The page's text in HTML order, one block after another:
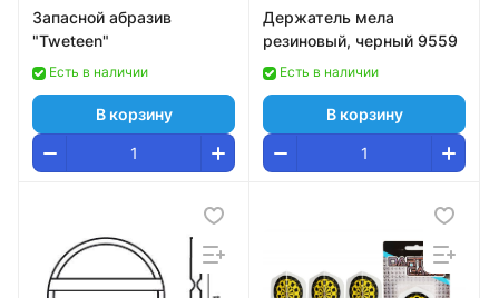
Запасной абразив
"Tweteen"
Есть в наличии
В корзину
Держатель мела
резиновый, черный 9559
Есть в наличии
В корзину